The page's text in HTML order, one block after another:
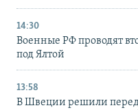
14:30
Военные РФ проводят
под Ялтой
13:58
В Швеции решили